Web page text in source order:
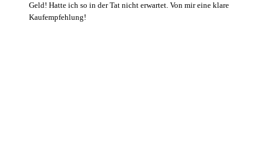
Geld! Hatte ich so in der Tat nicht erwartet. Von mir eine klare
Kaufempfehlung!